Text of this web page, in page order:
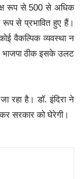
रूप से 500 से अधिक
रूप से प्रभावित हुए हैं।
वैकल्पिक व्यवस्था न
भाजपा ठीक इसके उलट
रहा है। डॉ. इंदिरा ने
सरकार को घेरेगी।